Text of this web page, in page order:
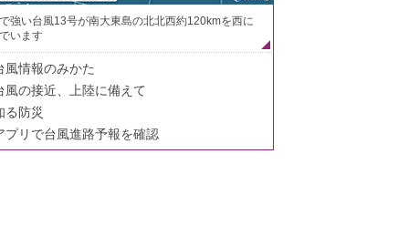
強い台風13号が南大東島の北北西約120kmを西に
います
風情報のみかた
風の接近、上陸に備えて
る防災
プリで台風進路予報を確認